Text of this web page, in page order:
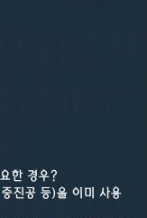
한 경우?
진공 등)을 이미 사용